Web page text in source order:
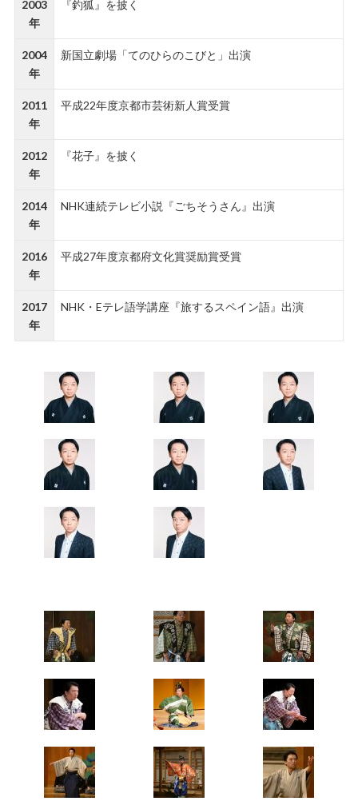
2003
年
『釣狐』を披く
2004
年
新国立劇場「てのひらのこびと」出演
2011
年
平成22年度京都市芸術新人賞受賞
2012
年
『花子』を披く
2014
年
NHK連続テレビ小説『ごちそうさん』出演
2016
年
平成27年度京都府文化賞奨励賞受賞
2017
年
NHK・Eテレ語学講座『旅するスペイン語』出演